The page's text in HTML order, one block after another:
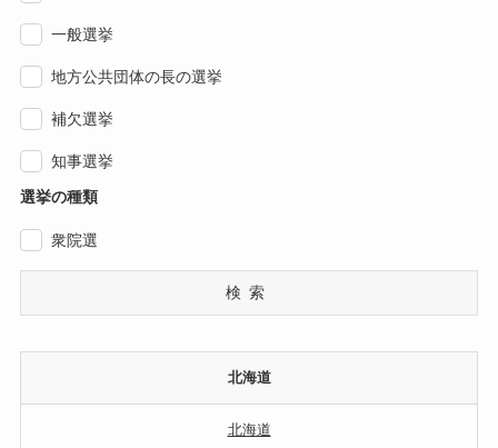
一般選挙
地方公共団体の長の選挙
補欠選挙
知事選挙
選挙の種類
衆院選
検索
北海道
北海道